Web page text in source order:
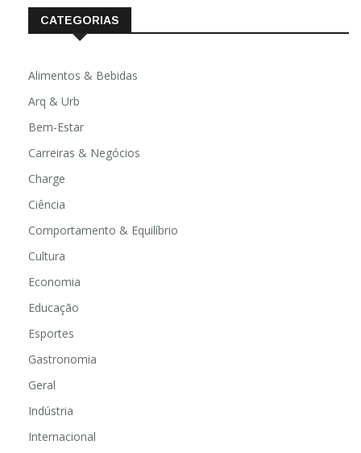
CATEGORIAS
Alimentos & Bebidas
Arq & Urb
Bem-Estar
Carreiras & Negócios
Charge
Ciência
Comportamento & Equilíbrio
Cultura
Economia
Educação
Esportes
Gastronomia
Geral
Indústria
Internacional